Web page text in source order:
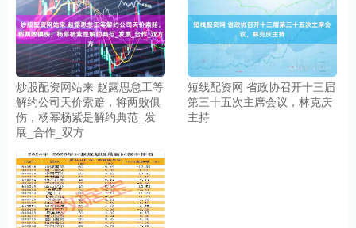
炒股配资网站来 赵露思怠工等
解约公司天价索赔，将两败俱
伤，杨幂杨紫是解约典范_发
展_合作_双方
短线配资网 省政协召开十三届
第三十五次主席会议，林克庆
主持